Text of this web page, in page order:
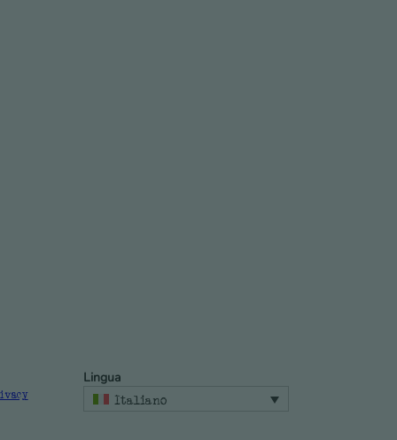
Lingua
Italiano